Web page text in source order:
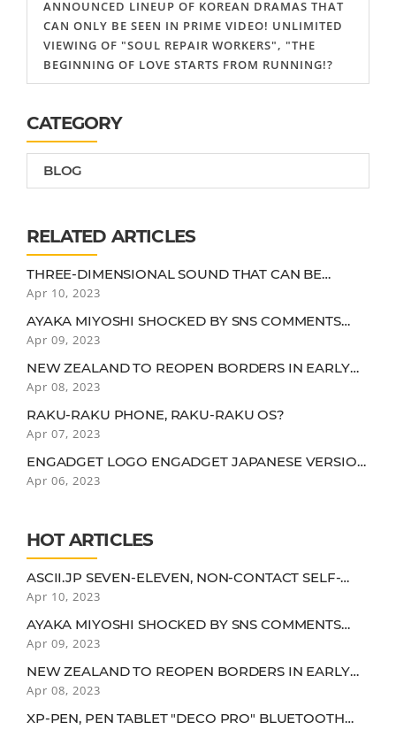
ANNOUNCED LINEUP OF KOREAN DRAMAS THAT
CAN ONLY BE SEEN IN PRIME VIDEO! UNLIMITED
VIEWING OF "SOUL REPAIR WORKERS", "THE
BEGINNING OF LOVE STARTS FROM RUNNING!?
CATEGORY
BLOG
RELATED ARTICLES
THREE-DIMENSIONAL SOUND THAT CAN BE
MASTERED WITH ONE! WIRELESS SOUND BAR
"BOSE SMART SOUNDBAR 900"
Apr 10, 2023
AYAKA MIYOSHI SHOCKED BY SNS COMMENTS
"IT'S TRUE THAT I MIGHT BE DROOPY FOR A 25-
YEAR-OLD..."
Apr 09, 2023
NEW ZEALAND TO REOPEN BORDERS IN EARLY
2022. QUARANTINE EXEMPTION FOR VACCINEES
IN LOW-RISK COUNTRIES
Apr 08, 2023
RAKU-RAKU PHONE, RAKU-RAKU OS?
Apr 07, 2023
ENGADGET LOGO ENGADGET JAPANESE VERSION
IMPROVED TO N64 GAME OF NINTENDO SWITCH
ONLINE. IMPROVED GRAPHIC REPRODUCIBILITY
Apr 06, 2023
HOT ARTICLES
ASCII.JP SEVEN-ELEVEN, NON-CONTACT SELF-
CHECKOUT USING AERIAL DISPLAY
Apr 10, 2023
AYAKA MIYOSHI SHOCKED BY SNS COMMENTS
"IT'S TRUE THAT I MIGHT BE DROOPY FOR A 25-
YEAR-OLD..."
Apr 09, 2023
NEW ZEALAND TO REOPEN BORDERS IN EARLY
2022. QUARANTINE EXEMPTION FOR VACCINEES
IN LOW-RISK COUNTRIES
Apr 08, 2023
XP-PEN, PEN TABLET "DECO PRO" BLUETOOTH